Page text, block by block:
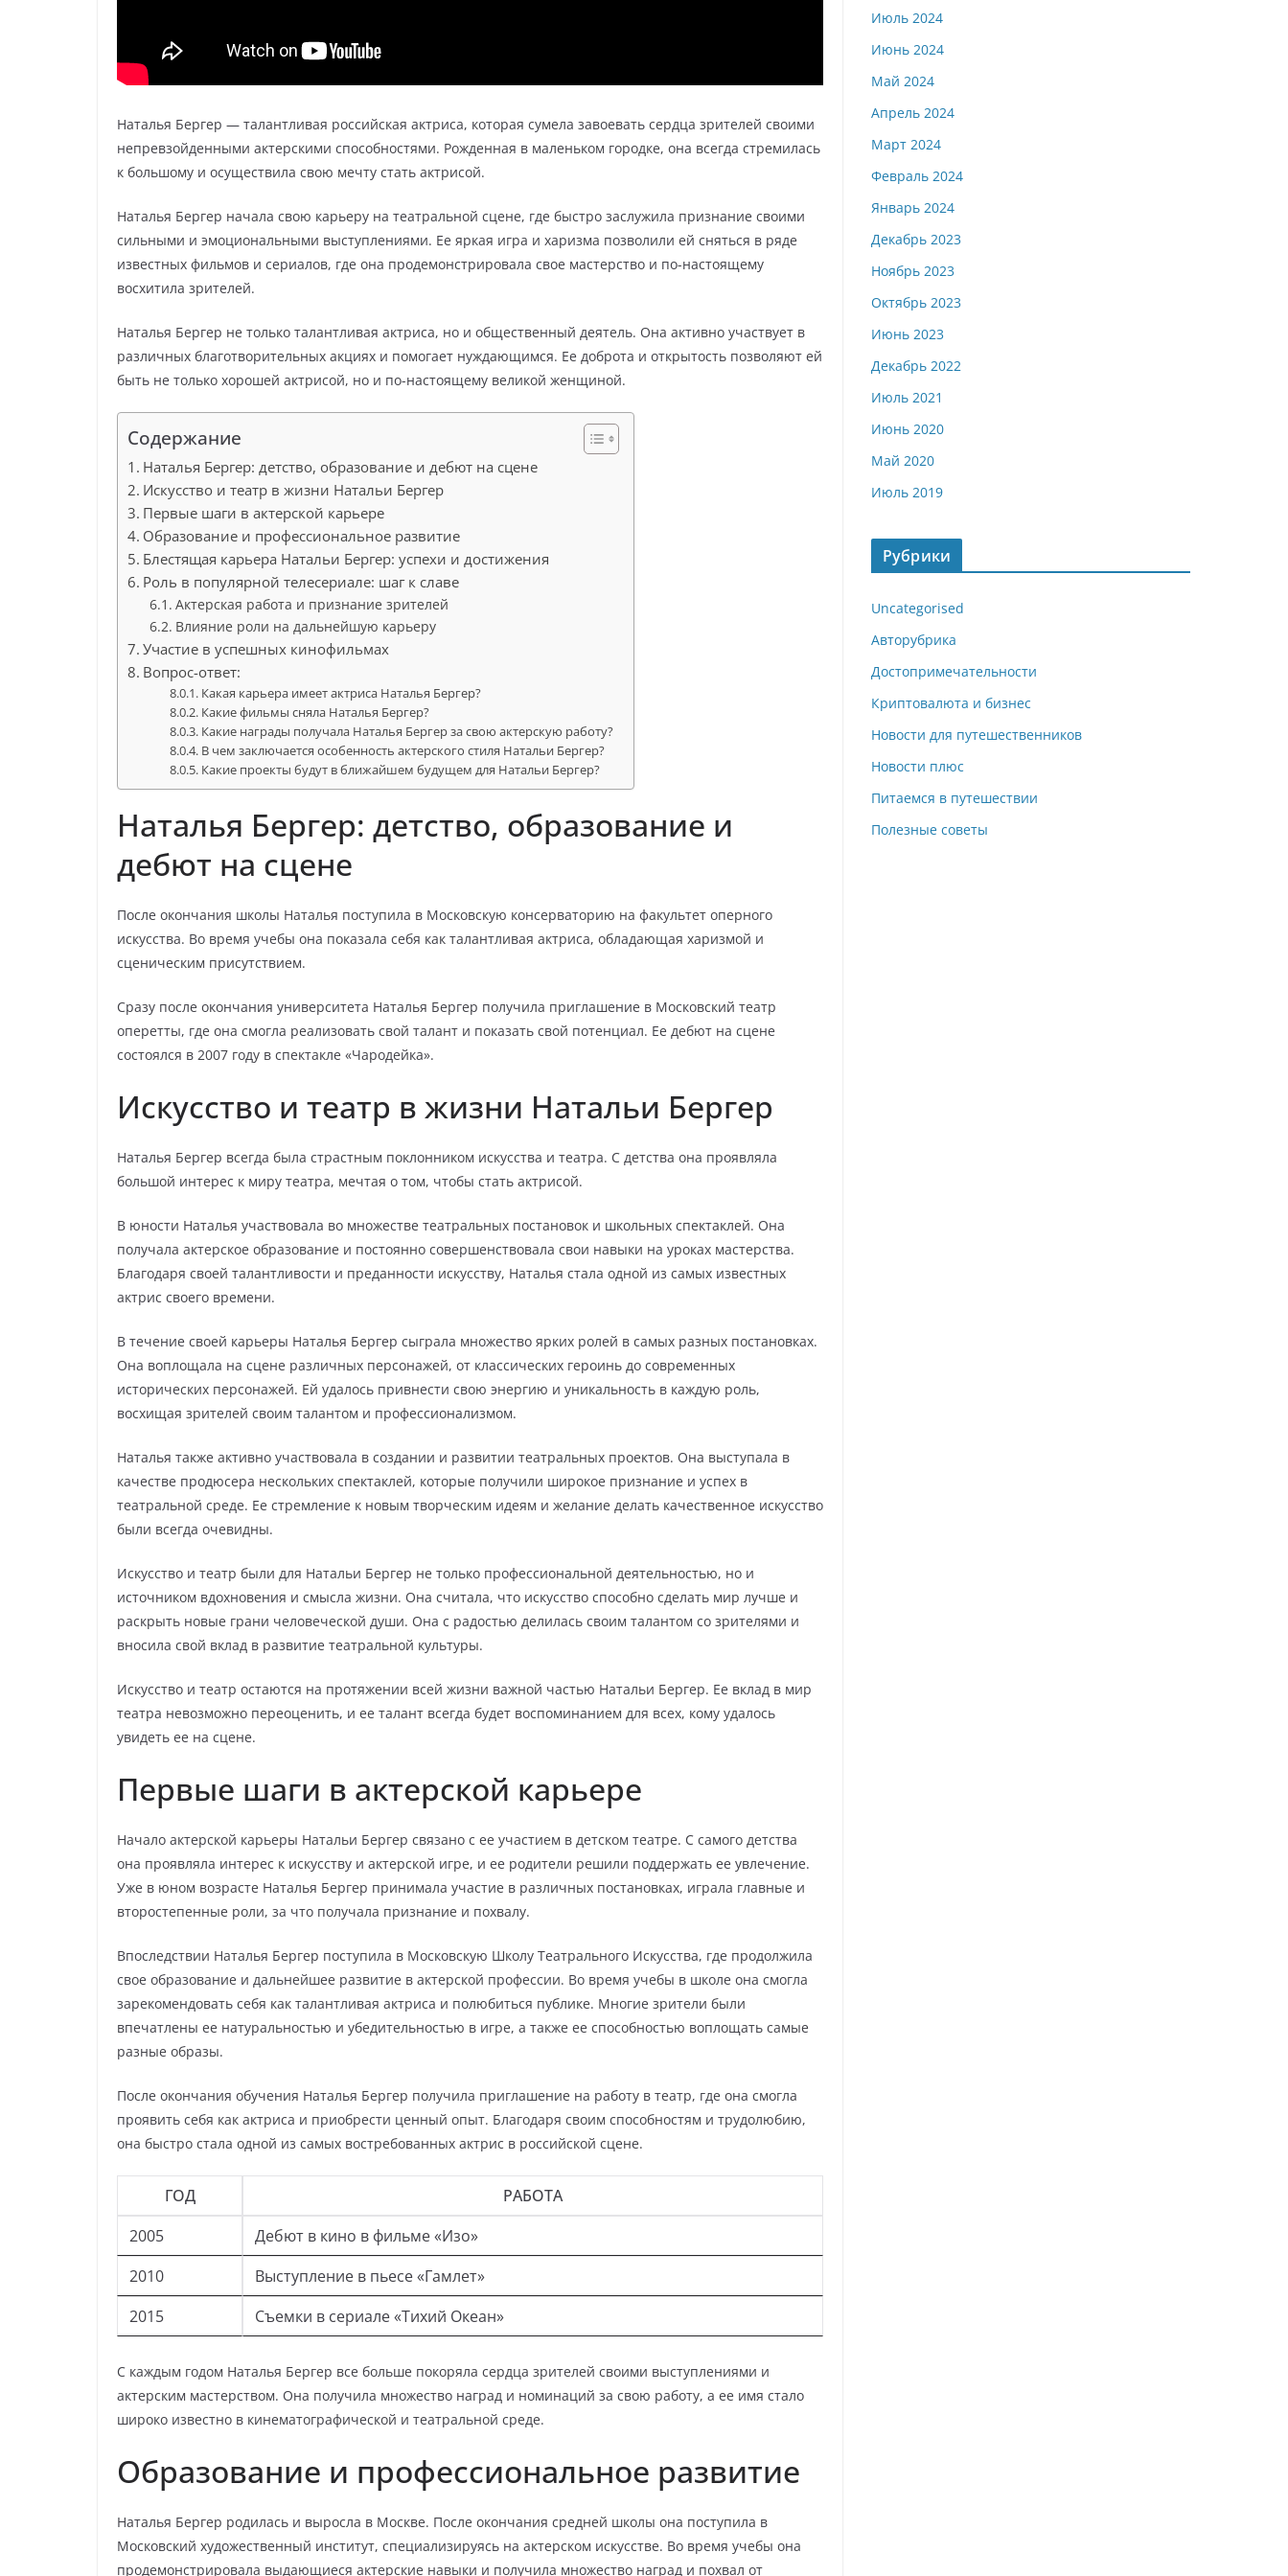
Наталья Бергер — талантливая российская актриса, которая сумела завоевать сердца зрителей своими
непревзойденными актерскими способностями. Рожденная в маленьком городке, она всегда стремилась
к большому и осуществила свою мечту стать актрисой.
Наталья Бергер начала свою карьеру на театральной сцене, где быстро заслужила признание своими
сильными и эмоциональными выступлениями. Ее яркая игра и харизма позволили ей сняться в ряде
известных фильмов и сериалов, где она продемонстрировала свое мастерство и по-настоящему
восхитила зрителей.
Наталья Бергер не только талантливая актриса, но и общественный деятель. Она активно участвует в
различных благотворительных акциях и помогает нуждающимся. Ее доброта и открытость позволяют ей
быть не только хорошей актрисой, но и по-настоящему великой женщиной.
Содержание
Наталья Бергер: детство, образование и дебют на сцене
Искусство и театр в жизни Натальи Бергер
Первые шаги в актерской карьере
Образование и профессиональное развитие
Блестящая карьера Натальи Бергер: успехи и достижения
Роль в популярной телесериале: шаг к славе
Актерская работа и признание зрителей
Влияние роли на дальнейшую карьеру
Участие в успешных кинофильмах
Вопрос-ответ:
Какая карьера имеет актриса Наталья Бергер?
Какие фильмы сняла Наталья Бергер?
Какие награды получала Наталья Бергер за свою актерскую работу?
В чем заключается особенность актерского стиля Натальи Бергер?
Какие проекты будут в ближайшем будущем для Натальи Бергер?
Наталья Бергер: детство, образование и
дебют на сцене
После окончания школы Наталья поступила в Московскую консерваторию на факультет оперного
искусства. Во время учебы она показала себя как талантливая актриса, обладающая харизмой и
сценическим присутствием.
Сразу после окончания университета Наталья Бергер получила приглашение в Московский театр
оперетты, где она смогла реализовать свой талант и показать свой потенциал. Ее дебют на сцене
состоялся в 2007 году в спектакле «Чародейка».
Искусство и театр в жизни Натальи Бергер
Наталья Бергер всегда была страстным поклонником искусства и театра. С детства она проявляла
большой интерес к миру театра, мечтая о том, чтобы стать актрисой.
В юности Наталья участвовала во множестве театральных постановок и школьных спектаклей. Она
получала актерское образование и постоянно совершенствовала свои навыки на уроках мастерства.
Благодаря своей талантливости и преданности искусству, Наталья стала одной из самых известных
актрис своего времени.
В течение своей карьеры Наталья Бергер сыграла множество ярких ролей в самых разных постановках.
Она воплощала на сцене различных персонажей, от классических героинь до современных
исторических персонажей. Ей удалось привнести свою энергию и уникальность в каждую роль,
восхищая зрителей своим талантом и профессионализмом.
Наталья также активно участвовала в создании и развитии театральных проектов. Она выступала в
качестве продюсера нескольких спектаклей, которые получили широкое признание и успех в
театральной среде. Ее стремление к новым творческим идеям и желание делать качественное искусство
были всегда очевидны.
Искусство и театр были для Натальи Бергер не только профессиональной деятельностью, но и
источником вдохновения и смысла жизни. Она считала, что искусство способно сделать мир лучше и
раскрыть новые грани человеческой души. Она с радостью делилась своим талантом со зрителями и
вносила свой вклад в развитие театральной культуры.
Искусство и театр остаются на протяжении всей жизни важной частью Натальи Бергер. Ее вклад в мир
театра невозможно переоценить, и ее талант всегда будет воспоминанием для всех, кому удалось
увидеть ее на сцене.
Первые шаги в актерской карьере
Начало актерской карьеры Натальи Бергер связано с ее участием в детском театре. С самого детства
она проявляла интерес к искусству и актерской игре, и ее родители решили поддержать ее увлечение.
Уже в юном возрасте Наталья Бергер принимала участие в различных постановках, играла главные и
второстепенные роли, за что получала признание и похвалу.
Впоследствии Наталья Бергер поступила в Московскую Школу Театрального Искусства, где продолжила
свое образование и дальнейшее развитие в актерской профессии. Во время учебы в школе она смогла
зарекомендовать себя как талантливая актриса и полюбиться публике. Многие зрители были
впечатлены ее натуральностью и убедительностью в игре, а также ее способностью воплощать самые
разные образы.
После окончания обучения Наталья Бергер получила приглашение на работу в театр, где она смогла
проявить себя как актриса и приобрести ценный опыт. Благодаря своим способностям и трудолюбию,
она быстро стала одной из самых востребованных актрис в российской сцене.
ГОД
РАБОТА
2005
Дебют в кино в фильме «Изо»
2010
Выступление в пьесе «Гамлет»
2015
Съемки в сериале «Тихий Океан»
С каждым годом Наталья Бергер все больше покоряла сердца зрителей своими выступлениями и
актерским мастерством. Она получила множество наград и номинаций за свою работу, а ее имя стало
широко известно в кинематографической и театральной среде.
Образование и профессиональное развитие
Наталья Бергер родилась и выросла в Москве. После окончания средней школы она поступила в
Московский художественный институт, специализируясь на актерском искусстве. Во время учебы она
продемонстрировала выдающиеся актерские навыки и получила множество наград и похвал от
Июль 2024
Июнь 2024
Май 2024
Апрель 2024
Март 2024
Февраль 2024
Январь 2024
Декабрь 2023
Ноябрь 2023
Октябрь 2023
Июнь 2023
Декабрь 2022
Июль 2021
Июнь 2020
Май 2020
Июль 2019
Рубрики
Uncategorised
Авторубрика
Достопримечательности
Криптовалюта и бизнес
Новости для путешественников
Новости плюс
Питаемся в путешествии
Полезные советы